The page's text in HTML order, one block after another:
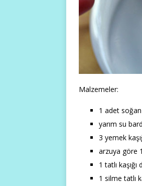
Malzemeler:
1 adet soğan
yarım su
3 yemek
arzuya göre
1 tatlı
1 silme tatlı